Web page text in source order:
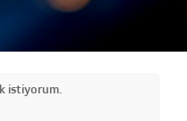
istiyorum.